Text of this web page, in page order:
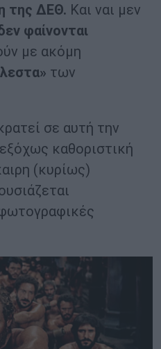
της ΔΕΘ. Και ναι μεν
φαίνονται
με ακόμη
των
σε αυτή την
καθοριστική
(κυρίως)